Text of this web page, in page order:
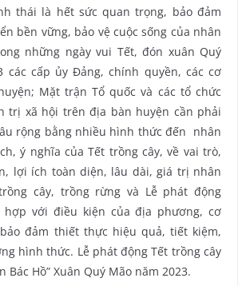
thái là hết sức quan trọng, bảo đảm
bền vững, bảo vệ cuộc sống của nhân
những ngày vui Tết, đón xuân Quý
các cấp ủy Đảng, chính quyền, các cơ
Mặt trận Tổ quốc và các tổ chức
trị xã hội trên địa bàn huyện cần phải
rộng bằng nhiều hình thức đến nhân
ý nghĩa của Tết trồng cây, về vai trò,
lợi ích toàn diện, lâu dài, giá trị nhân
cây, trồng rừng và Lễ phát động
hợp với điều kiện của địa phương, cơ
đảm thiết thực hiệu quả, tiết kiệm,
hình thức. Lễ phát động Tết trồng cây
Bác Hồ” Xuân Quý Mão năm 2023.